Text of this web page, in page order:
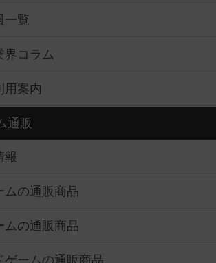
一覧
界コラム
用案内
通販
報
ムの通販商品
ムの通販商品
ゲームの通販商品